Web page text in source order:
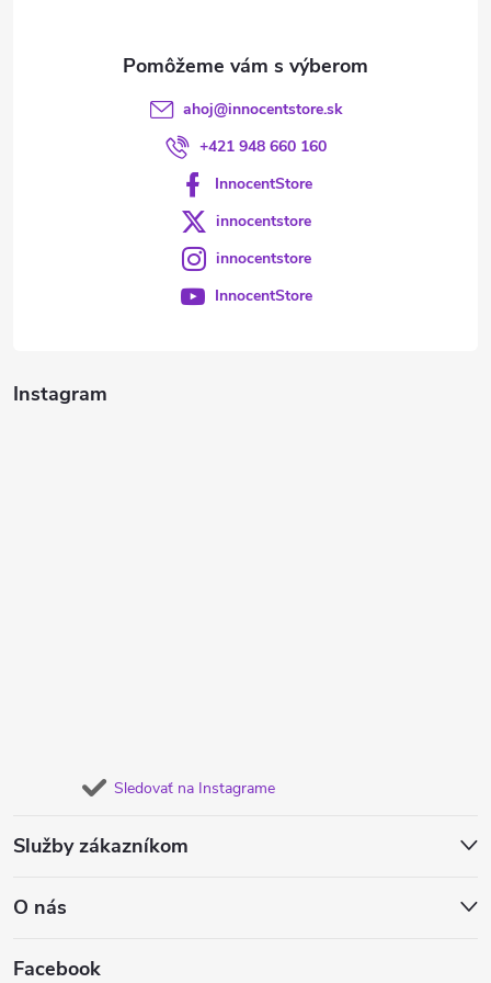
Instagram
Sledovať na Instagrame
Služby zákazníkom
O nás
Facebook
ahoj@innocentstore.sk
+421 948 660 160
InnocentStore
innocentstore
innocentstore
InnocentStore